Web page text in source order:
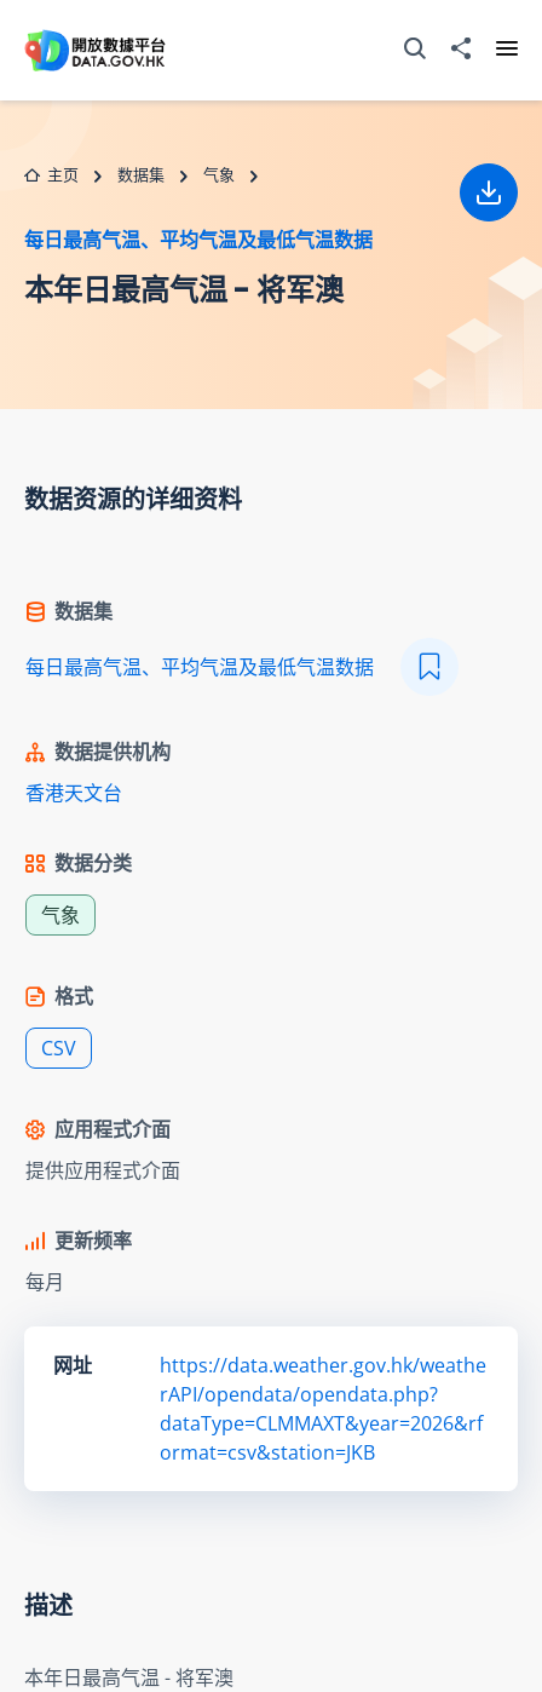
打开搜寻器分享至
主页 数据集 气象
每日最高气温、平均气温及最低气温数据
本年日最高气温 - 将军澳
下载
数据资源的详细资料
数据集
每日最高气温、平均气温及最低气温数据
数据提供机构
香港天文台
数据分类
气象
格式
CSV
应用程式介面
提供应用程式介面
更新频率
每月
网址
https://data.weather.gov.hk/weathe
rAPI/opendata/opendata.php?
dataType=CLMMAXT&year=2026&rf
ormat=csv&station=JKB
描述
本年日最高气温 - 将军澳